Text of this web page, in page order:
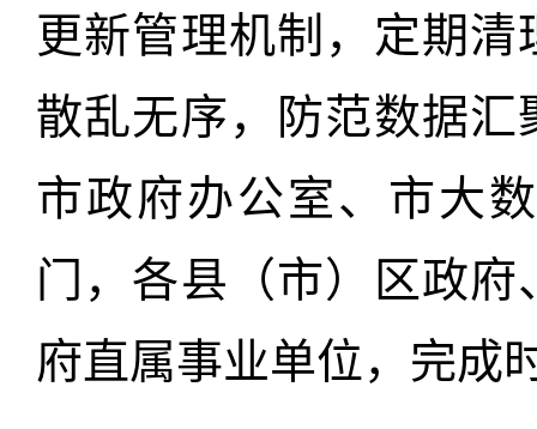
更新管理机制，定期
散乱无序，防范数据
市政府办公室、市大
门，各县（市）区政
府直属事业单位，完成